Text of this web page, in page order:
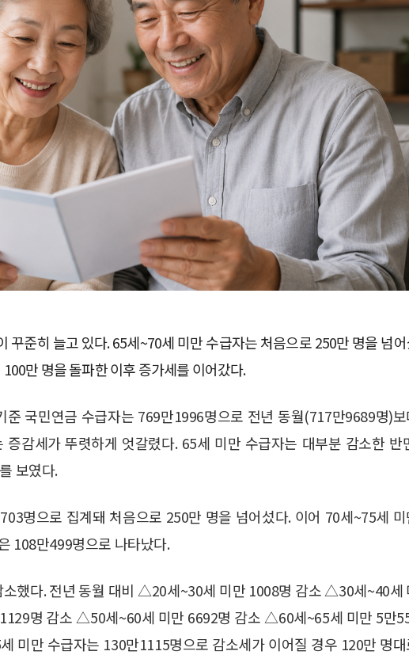
꾸준히 늘고 있다. 65세~70세 미만 수급자는 처음으로 250만 명을 넘
만 명을 돌파한 이후 증가세를 이어갔다.
준 국민연금 수급자는 769만1996명으로 전년 동월(717만9689명)
감세가 뚜렷하게 엇갈렸다. 65세 미만 수급자는 대부분 감소한 반
보였다.
명으로 집계돼 처음으로 250만 명을 넘어섰다. 이어 70세~75세 미
108만499명으로 나타났다.
소했다. 전년 동월 대비 △20세~30세 미만 1008명 감소 △30세~40세
명 감소 △50세~60세 미만 6692명 감소 △60세~65세 미만 5만
미만 수급자는 130만1115명으로 감소세가 이어질 경우 120만 명